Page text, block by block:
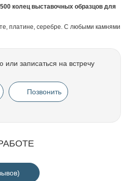
колец выставочных образцов для
платине, серебре. С любыми камнями
или записаться на встречу
Позвонить